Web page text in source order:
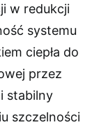
w redukcji
systemu
ciepła do
przez
stabilny
szczelności